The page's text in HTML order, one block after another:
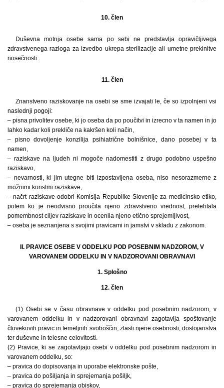
10. člen
Duševna motnja osebe sama po sebi ne predstavlja opravičljivega
zdravstvenega razloga za izvedbo ukrepa sterilizacije ali umetne prekinitve
nosečnosti.
11. člen
Znanstveno raziskovanje na osebi se sme izvajati le, če so izpolnjeni vsi
naslednji pogoji:
– pisna privolitev osebe, ki jo oseba da po poučitvi in izrecno v ta namen in jo
lahko kadar koli prekliče na kakršen koli način,
– pisno dovoljenje konzilija psihiatrične bolnišnice, dano posebej v ta
namen,
– raziskave na ljudeh ni mogoče nadomestiti z drugo podobno uspešno
raziskavo,
– nevarnosti, ki jim utegne biti izpostavljena oseba, niso nesorazmerne z
možnimi koristmi raziskave,
– načrt raziskave odobri Komisija Republike Slovenije za medicinsko etiko,
potem ko je neodvisno proučila njeno zdravstveno vrednost, pretehtala
pomembnost ciljev raziskave in ocenila njeno etično sprejemljivost,
– oseba je seznanjena s svojimi pravicami in jamstvi v skladu z zakonom.
II. PRAVICE OSEBE V ODDELKU POD POSEBNIM NADZOROM, V
VAROVANEM ODDELKU IN V NADZOROVANI OBRAVNAVI
1. Splošno
12. člen
(1) Osebi se v času obravnave v oddelku pod posebnim nadzorom, v
varovanem oddelku in v nadzorovani obravnavi zagotavlja spoštovanje
človekovih pravic in temeljnih svoboščin, zlasti njene osebnosti, dostojanstva
ter duševne in telesne celovitosti.
(2) Pravice, ki se zagotavljajo osebi v oddelku pod posebnim nadzorom in
varovanem oddelku, so:
– pravica do dopisovanja in uporabe elektronske pošte,
– pravica do pošiljanja in sprejemanja pošiljk,
– pravica do sprejemanja obiskov,